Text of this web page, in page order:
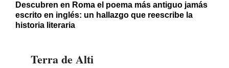
Descubren en Roma el poema más antiguo jamás
escrito en inglés: un hallazgo que reescribe la
historia literaria
Terra de Alti